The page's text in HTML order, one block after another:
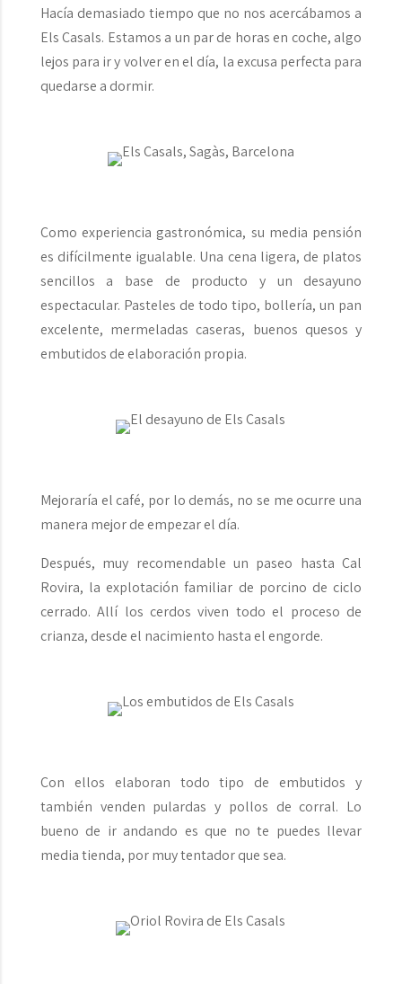
Hacía demasiado tiempo que no nos acercábamos a
Els Casals. Estamos a un par de horas en coche, algo
lejos para ir y volver en el día, la excusa perfecta para
quedarse a dormir.
Como experiencia gastronómica, su media pensión
es difícilmente igualable. Una cena ligera, de platos
sencillos a base de producto y un desayuno
espectacular. Pasteles de todo tipo, bollería, un pan
excelente, mermeladas caseras, buenos quesos y
embutidos de elaboración propia.
Mejoraría el café, por lo demás, no se me ocurre una
manera mejor de empezar el día.
Después, muy recomendable un paseo hasta Cal
Rovira, la explotación familiar de porcino de ciclo
cerrado. Allí los cerdos viven todo el proceso de
crianza, desde el nacimiento hasta el engorde.
Con ellos elaboran todo tipo de embutidos y
también venden pulardas y pollos de corral. Lo
bueno de ir andando es que no te puedes llevar
media tienda, por muy tentador que sea.